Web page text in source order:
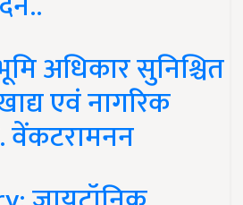
अधिकार सुनिश्चित
एवं नागरिक
वेंकटरामनन